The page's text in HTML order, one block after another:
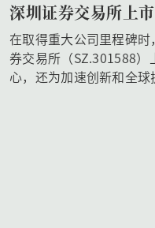
深圳证券交易所上
在取得重大公司里程碑
券交易所（SZ.301588）
心，还为加速创新和全球